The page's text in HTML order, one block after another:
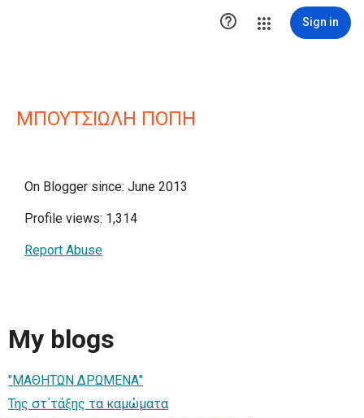
 Sign in
ΜΠΟΥΤΣΙΩΛΗ ΠΟΠΗ
On Blogger since: June 2013
Profile views: 1,314
Report Abuse
My blogs
"ΜΑΘΗΤΩΝ ΔΡΩΜΕΝΑ"
Της στ΄τάξης τα καμώματα